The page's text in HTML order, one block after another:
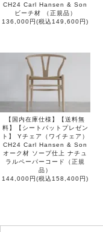
CH24 Carl Hansen & Son
ビーチ材 （正規品）
136,000円(税込149,600円)
【国内在庫仕様】【送料無
料】【シートパットプレゼン
ト】 Yチェア（ワイチェア）
CH24 Carl Hansen & Son
オーク材 ソープ仕上 ナチュ
ラルペーパーコード（正規
品）
144,000円(税込158,400円)